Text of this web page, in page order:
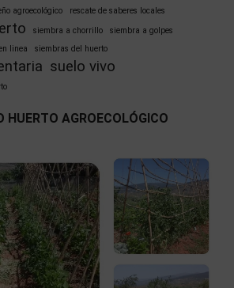
agroecológico rescate de saberes locales
siembra a chorrillo
siembra a golpes
linea siembras del huerto
suelo vivo
HUERTO AGROECOLÓGICO